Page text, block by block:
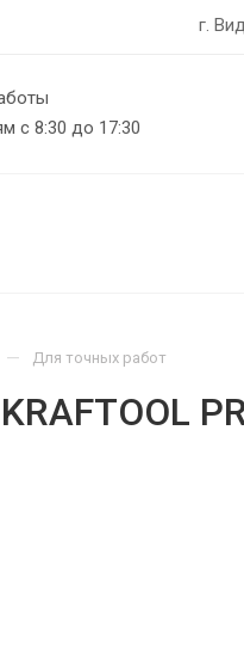
г.
с 8:30 до 17:30
— Для точных работ